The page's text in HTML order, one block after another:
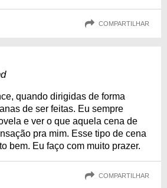
COMPARTILHAR
quando dirigidas de forma
de ser feitas. Eu sempre
e ver o que aquela cena de
pra mim. Esse tipo de cena
bem. Eu faço com muito prazer.
COMPARTILHAR